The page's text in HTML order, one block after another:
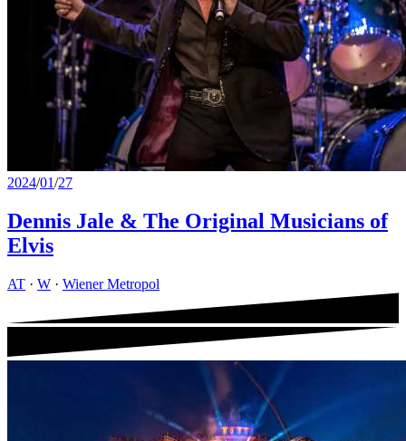
2024/01/27
Dennis Jale & The Original Musicians of
Elvis
AT · W · Wiener Metropol